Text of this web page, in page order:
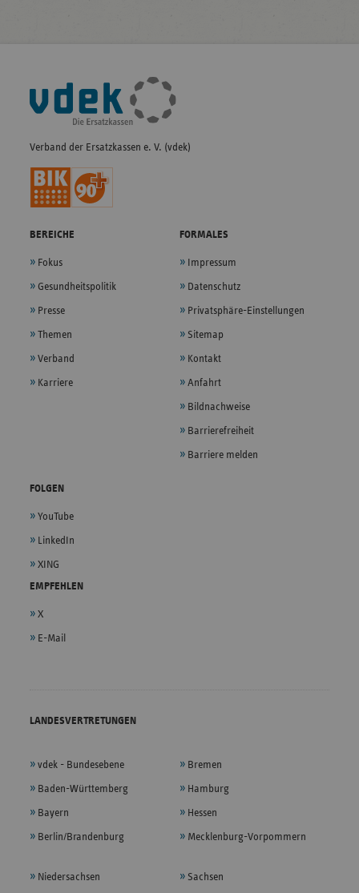
Fußleisten-
Navigation
Verband der Ersatzkassen e. V. (vdek)
BEREICHE
Fokus
Gesundheitspolitik
Presse
Themen
Verband
Karriere
FORMALES
Impressum
Datenschutz
Privatsphäre-Einstellungen
Sitemap
Kontakt
Anfahrt
Bildnachweise
Barrierefreiheit
Barriere melden
FOLGEN
YouTube
LinkedIn
XING
EMPFEHLEN
X
E-Mail
LANDESVERTRETUNGEN
vdek - Bundesebene
Baden-Württemberg
Bayern
Berlin/Brandenburg
Bremen
Hamburg
Hessen
Mecklenburg-Vorpommern
Niedersachsen Sachsen